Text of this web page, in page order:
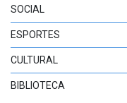
SOCIAL
ESPORTES
CULTURAL
BIBLIOTECA